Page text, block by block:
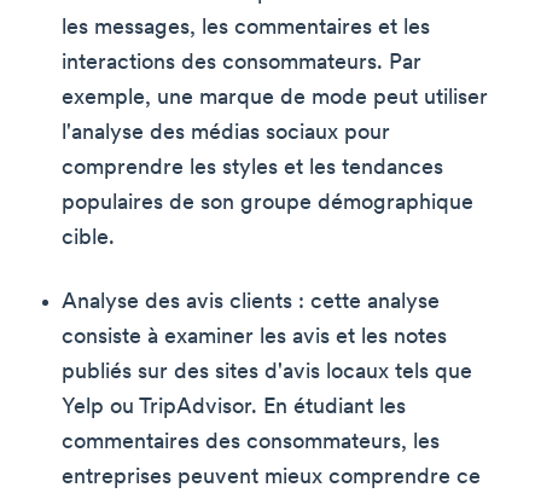
les messages, les commentaires et les
interactions des consommateurs. Par
exemple, une marque de mode peut utiliser
l'analyse des médias sociaux pour
comprendre les styles et les tendances
populaires de son groupe démographique
cible.
Analyse des avis clients : cette analyse
consiste à examiner les avis et les notes
publiés sur des sites d'avis locaux tels que
Yelp ou TripAdvisor. En étudiant les
commentaires des consommateurs, les
entreprises peuvent mieux comprendre ce